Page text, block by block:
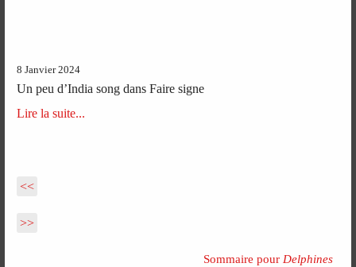
8 Janvier 2024
Un peu d’India song dans Faire signe
Lire la suite...
<<
>>
Sommaire pour Delphines